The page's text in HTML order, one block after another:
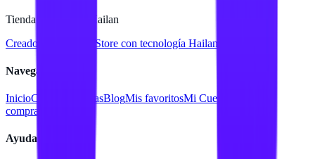
Tienda en línea de Hailan
Creado para
Hailan Store con tecnología Hailan ERP
Navegación
InicioCatálogo MarcasBlogMis favoritosMi Cuenta
compra
Ayuda